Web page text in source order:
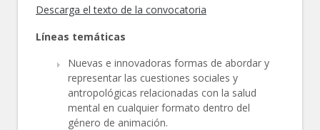
Descarga el texto de la convocatoria
Líneas temáticas
Nuevas e innovadoras formas de abordar y
representar las cuestiones sociales y
antropológicas relacionadas con la salud
mental en cualquier formato dentro del
género de animación.